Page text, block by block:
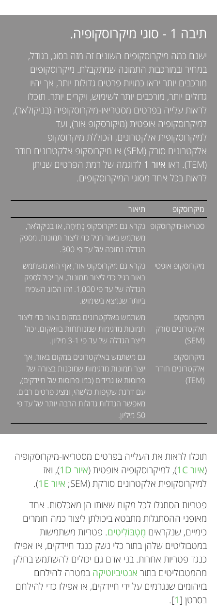
תיבה 1 - סוגי מיקרוסקופיה.
ישנם כמה מיקרוסקופים השונים זה מזה בסוג, בגודל,
במחיר ובמורכבות התמונה שמתקבלת. מיקרוסקופים
מורכבים יותר יראו כמויות פרטים גדולות יותר, אך יהיו
גדולים יותר, מורכבים יותר לשימוש, ויקרים יותר. תוכלו
לראות עלייה בפרטים מסטריאו-מיקרוסקופיה (בניקולאר),
למיקרוסקופיה אופטית (מיקורסקופ אור), ועד
למיקרוסקופית אלקטרונים, הכוללת מיקרוסקופ
אלקטרונים סורק (SEM) או מיקרוסקופ אלקטרונים חודר
(TEM). ראו
איור 1
לדוגמה של רמת הפרטים שניתן
לראות בכל אחד מסוגי המיקרוסקופים.
מיקרוסקופ
תיאור
סטריאו-מיקרוסקופ נקרא גם מיקרוסקופ נְתִיחָה, או בניקולאר,
משתמש באור רגיל כדי ליצור תמונות. מספק
הגדלה נמוכה של עד פי 300.
מיקרוסקופ אופטי
נקרא גם מיקרוסקופ אור, אף הוא משתמש
באור רגיל כדי ליצור תמונות, אך יכול לספק
הגדלה של עד פי 1,000. זהו הסוג השכיח
ביותר שנמצא בשימוש.
מיקרוסקופ
אלקטרונים סורק
(SEM)
משתמש באלקטרונים במקום באור כדי ליצור
תמונות מדגימות שמנותחות בוואקום. יכול
לייצר הגדלה של עד פי 3-1 מיליון.
מיקרוסקופ
אלקטרונים חודר
(TEM)
גם משתמש באלקטרונים במקום באור, אך
יוצר תמונות מדגימות שמוכנות בצורה של
פרוסות או גרידים (כמו פרוסות של חיידקים),
עם דרגת שקיפות כלשהי, ומציג פרטים רבים.
מאפשר הגדלות גדולות הרבה יותר של עד פי
50 מיליון.
תוכלו לראות את העלייה בפרטים מסטריאו-מיקרוסקופיה
(איור 1C ), למיקרוסקופיה אופטית (איור 1D
), ואז
למיקרוסקופית אלקטרונים סורקת (SEM;
איור 1E
).
פטריות הסתגלו לכל מקום שאותו הן מאכלסות. אחד
מאופני ההסתגלות מתבטא ביכולתן ליצור כמה חומרים
כימיים, שנקראים מֶטָבּוֹלִיטִים. פטריות משתמשות
במטבוליטים שלהן בתור כלי נשק כנגד חיידקים, או אפילו
כנגד פטריות אחרות. בני אדם גם יכולים להשתמש בחלק
מהמטבוליטים בתור אנטיביוטיקה במטרה להילחם
בזיהומים שנגרמים על ידי חיידקים, או אפילו כדי להילחם
בסרטן [1
].